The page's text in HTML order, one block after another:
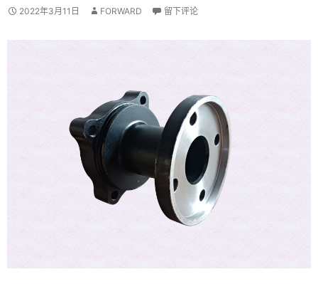
2022年3月11日 FORWARD 留下评论